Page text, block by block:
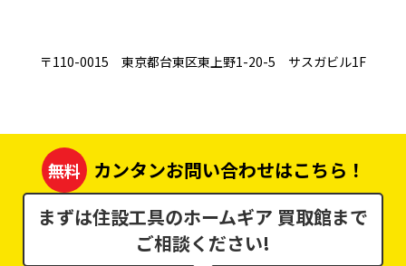
〒110-0015 東京都台東区東上野1-20-5 サスガビル1F
無料
カンタンお問い合わせはこちら！
まずは住設工具のホームギア 買取館まで
ご相談ください!